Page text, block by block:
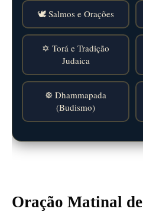
🕊️ Salmos e Orações
✡️ Torá e Tradição
Judaica
☸️ Dhammapada
(Budismo)
Oração Matinal